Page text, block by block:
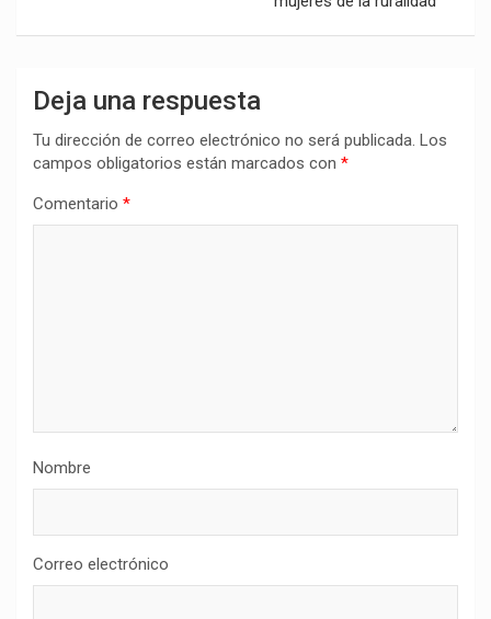
Deja una respuesta
Tu dirección de correo electrónico no será publicada. Los
campos obligatorios están marcados con *
Comentario *
Nombre
Correo electrónico